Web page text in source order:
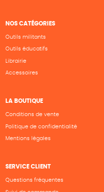
NOS CATÉGORIES
Outils militants
Outils éducatifs
Librairie
Accessoires
LA BOUTIQUE
Conditions de vente
Politique de confidentialité
Mentions légales
SERVICE CLIENT
Questions fréquentes